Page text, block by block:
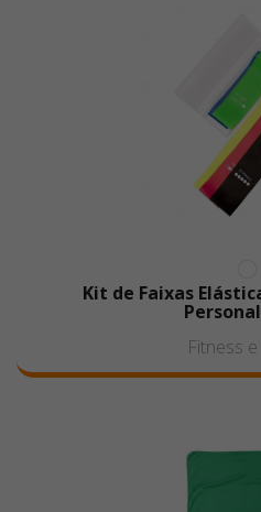
Kit de Faixas
Fitness